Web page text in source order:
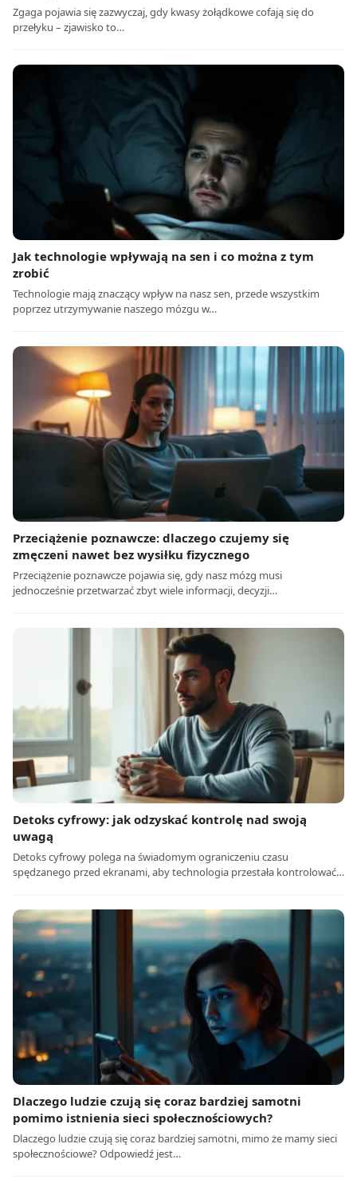
Zgaga pojawia się zazwyczaj, gdy kwasy żołądkowe cofają się do
przełyku – zjawisko to…
Jak technologie wpływają na sen i co można z tym
zrobić
Technologie mają znaczący wpływ na nasz sen, przede wszystkim
poprzez utrzymywanie naszego mózgu w…
Przeciążenie poznawcze: dlaczego czujemy się
zmęczeni nawet bez wysiłku fizycznego
Przeciążenie poznawcze pojawia się, gdy nasz mózg musi
jednocześnie przetwarzać zbyt wiele informacji, decyzji…
Detoks cyfrowy: jak odzyskać kontrolę nad swoją
uwagą
Detoks cyfrowy polega na świadomym ograniczeniu czasu
spędzanego przed ekranami, aby technologia przestała kontrolować…
Dlaczego ludzie czują się coraz bardziej samotni
pomimo istnienia sieci społecznościowych?
Dlaczego ludzie czują się coraz bardziej samotni, mimo że mamy sieci
społecznościowe? Odpowiedź jest…